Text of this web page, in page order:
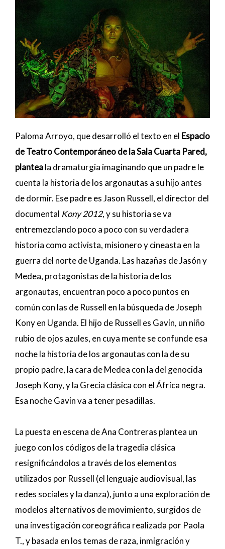
Paloma Arroyo, que desarrolló el texto en el Espacio
de Teatro Contemporáneo de la Sala Cuarta Pared,
planteala dramaturgia imaginando que un padre le
cuenta la historia de los argonautas a su hijo antes
de dormir. Ese padre es Jason Russell, el director del
documental Kony 2012, y su historia se va
entremezclando poco a poco con su verdadera
historia como activista, misionero y cineasta en la
guerra del norte de Uganda. Las hazañas de Jasón y
Medea, protagonistas de la historia de los
argonautas, encuentran poco a poco puntos en
común con las de Russell en la búsqueda de Joseph
Kony en Uganda. El hijo de Russell es Gavin, un niño
rubio de ojos azules, en cuya mente se confunde esa
noche la historia de los argonautas con la de su
propio padre, la cara de Medea con la del genocida
Joseph Kony, y la Grecia clásica con el África negra.
Esa noche Gavin va a tener pesadillas.
La puesta en escena de Ana Contreras plantea un
juego con los códigos de la tragedia clásica
resignificándolos a través de los elementos
utilizados por Russell (el lenguaje audiovisual, las
redes sociales y la danza), junto a una exploración de
modelos alternativos de movimiento, surgidos de
una investigación coreográfica realizada por Paola
T., y basada en los temas de raza, inmigración y